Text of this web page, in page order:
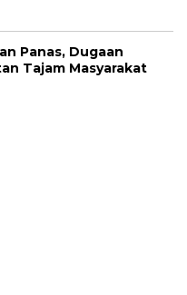
Panas, Dugaan
Tajam Masyarakat